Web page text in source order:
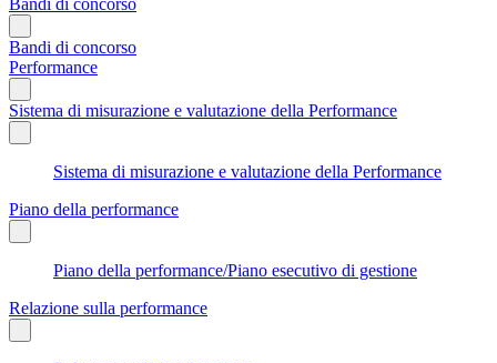
Bandi di concorso
Performance
Sistema di misurazione e valutazione della Performance
Sistema di misurazione e valutazione della Performance
Piano della performance
Piano della performance/Piano esecutivo di gestione
Relazione sulla performance